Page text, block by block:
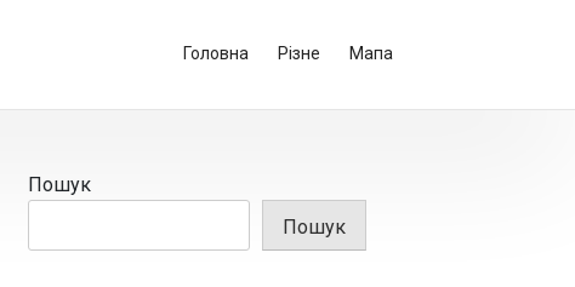
Головна Різне Мапа
Пошук
Пошук